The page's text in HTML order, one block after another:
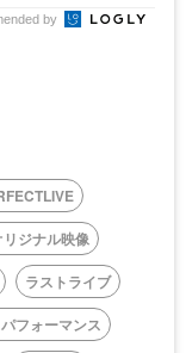
by
リジナル映像
ラストライブ
フォーマンス